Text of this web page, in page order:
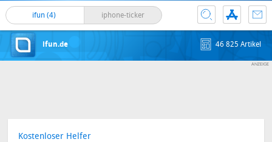
ifun (4) iphone-ticker
ifun.de 46 825 Artikel
Kostenloser Helfer